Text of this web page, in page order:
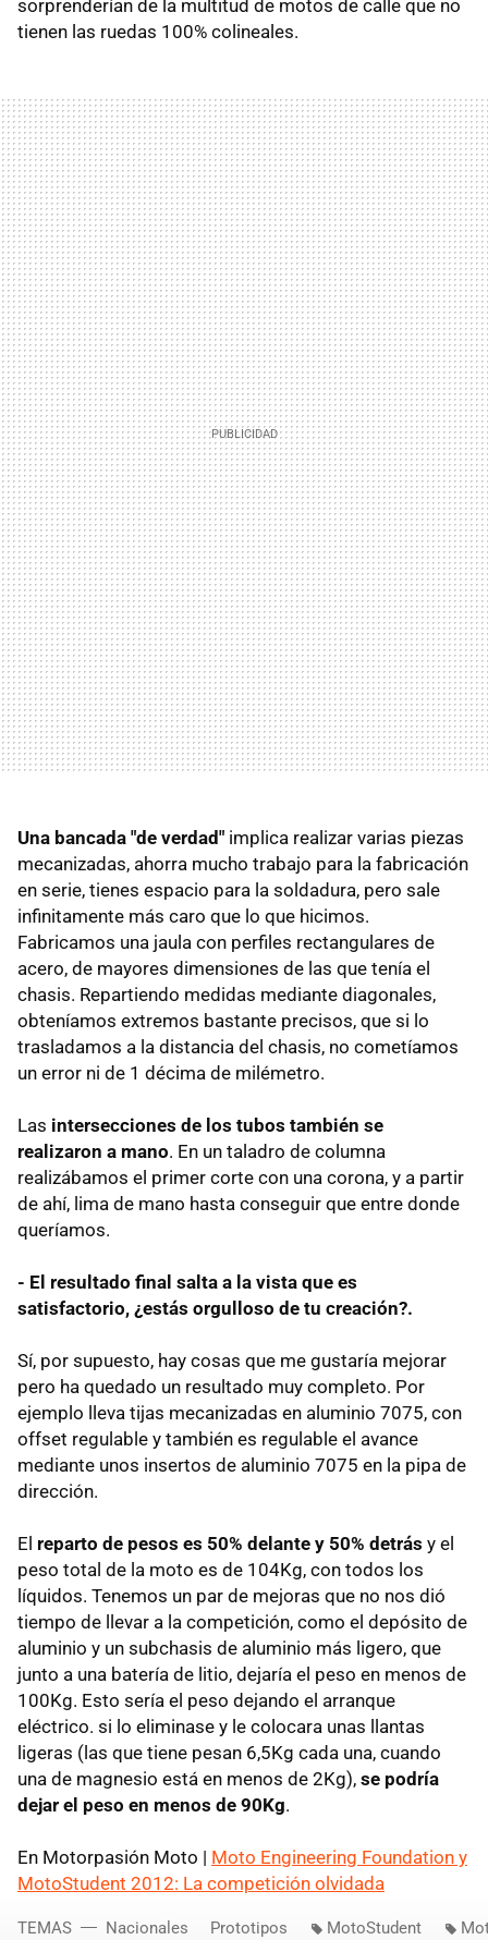
sorprenderían de la multitud de motos de calle que no
tienen las ruedas 100% colineales.
Una bancada "de verdad" implica realizar varias piezas
mecanizadas, ahorra mucho trabajo para la fabricación
en serie, tienes espacio para la soldadura, pero sale
infinitamente más caro que lo que hicimos.
Fabricamos una jaula con perfiles rectangulares de
acero, de mayores dimensiones de las que tenía el
chasis. Repartiendo medidas mediante diagonales,
obteníamos extremos bastante precisos, que si lo
trasladamos a la distancia del chasis, no cometíamos
un error ni de 1 décima de milémetro.
Las intersecciones de los tubos también se
realizaron a mano. En un taladro de columna
realizábamos el primer corte con una corona, y a partir
de ahí, lima de mano hasta conseguir que entre donde
queríamos.
- El resultado final salta a la vista que es
satisfactorio, ¿estás orgulloso de tu creación?.
Sí, por supuesto, hay cosas que me gustaría mejorar
pero ha quedado un resultado muy completo. Por
ejemplo lleva tijas mecanizadas en aluminio 7075, con
offset regulable y también es regulable el avance
mediante unos insertos de aluminio 7075 en la pipa de
dirección.
El reparto de pesos es 50% delante y 50% detrás y el
peso total de la moto es de 104Kg, con todos los
líquidos. Tenemos un par de mejoras que no nos dió
tiempo de llevar a la competición, como el depósito de
aluminio y un subchasis de aluminio más ligero, que
junto a una batería de litio, dejaría el peso en menos de
100Kg. Esto sería el peso dejando el arranque
eléctrico. si lo eliminase y le colocara unas llantas
ligeras (las que tiene pesan 6,5Kg cada una, cuando
una de magnesio está en menos de 2Kg), se podría
dejar el peso en menos de 90Kg.
En Motorpasión Moto | Moto Engineering Foundation y
MotoStudent 2012: La competición olvidada
TEMAS Nacionales Prototipos MotoStudent